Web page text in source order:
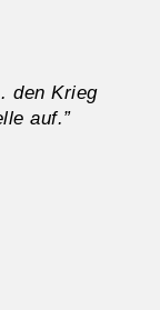
den Krieg
auf.”